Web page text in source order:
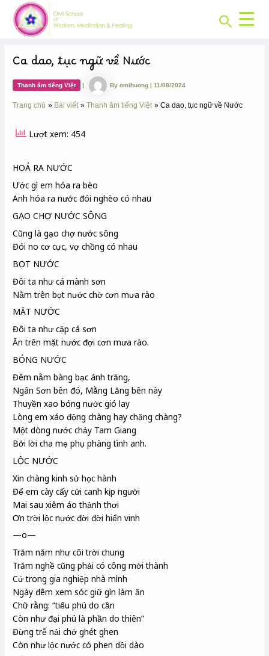
content
Search
Ca dao, tục ngữ về Nước
Thanh âm tiếng Việt | Byomihuong|11/08/2024
Trang chủ Bài viết Thanh âm tiếng Việt Ca dao, tục ngữ về Nước
Lượt xem: 454
HOÁ RA NƯỚC
Ước gì em hóa ra bèo
Anh hóa ra nước đói nghèo có nhau
GẠO CHỢ NƯỚC SÔNG
Cũng là gạo chợ nước sông
Đói no cơ cực, vợ chồng có nhau
BỌT NƯỚC
Đôi ta như cá mành sơn
Nằm trên bọt nước chờ cơn mưa rào
MĂT NƯỚC
Đôi ta như cặp cá sơn
Ăn trên mặt nước đợi cơn mưa rào.
BÓNG NƯỚC
Đêm nằm bàng bạc ánh trăng,
Ngân Sơn bên đó, Mằng Lăng bên này
Thuyền xao bóng nước gió lay
Lòng em xáo động chàng hay chăng chàng?
Một dòng nước chảy Tam Giang
Bởi lời cha mẹ phụ phàng tình anh.
LỘC NƯỚC
Xin chàng kinh sử học hành
Để em cày cấy cửi canh kịp người
Mai sau xiêm áo thảnh thơi
Ơn trời lộc nước đời đời hiển vinh
—o—
Trăm năm như cõi trời chung
Trăm nghề cũng phải có công mới thành
Cứ trong gia nghiệp nhà mình
Ngày đêm xem sóc giữ gìn làm ăn
Chữ rằng: “tiểu phú do cần
Còn như đại phú là phần do thiên”
Đừng trễ nải chớ ghét ghen
Còn như lộc nước có phen dồi dào
Post
navigation
CHUYÊN
MỤC: